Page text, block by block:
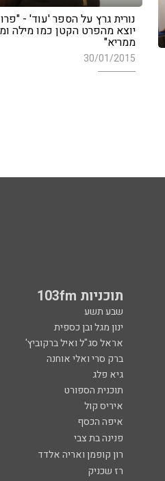
נורית גרץ על הספר 'עוד' -
יוצא מהפרט הקטן כמו מילה
ממריא"
30/01/2015
תוכניות 103fm
שבע תשע
ינון מגל ובן כספית
אראל סג"ל ואיל ברקוביץ'
ברק סרי ואלי אוחנה
גיא פלג
תוכנית הספורט
איריס קול
איפה הכסף
פנינה בת צבי
רון קופמן ואריה אלדד
רז שכניק